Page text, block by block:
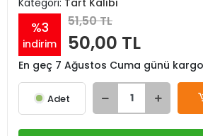
Kategori: Tart Kalıbı
%3
indirim
51,50 TL
50,00 TL
En geç 7 Ağustos Cuma günü
Adet